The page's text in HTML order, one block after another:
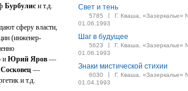
Бурбулис и т.д.
сферу власти,
(инженер-
и Юрий Яров —
—
и т.д.
Свет и тень
5785 |
Г. Кваша, «Зазеркалье»
01.06.1993
Шаг в будущее
5623 |
Г. Кваша, «Зазеркалье»
01.06.1993
Знаки мистической стихии
6030 |
Г. Кваша, «Зазеркалье»
01.04.1993